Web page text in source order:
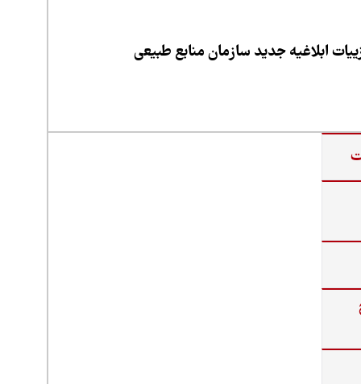
ابلاغیه جدید سازمان منابع طبیعی